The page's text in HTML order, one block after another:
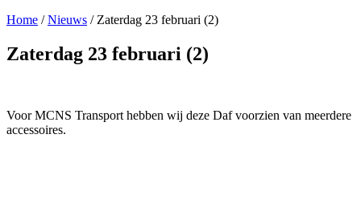
Home /Nieuws / Zaterdag 23 februari (2)
Zaterdag 23 februari (2)
Voor MCNS Transport hebben wij deze Daf voorzien van meerdere
accessoires.